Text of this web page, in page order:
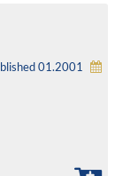
01.2001